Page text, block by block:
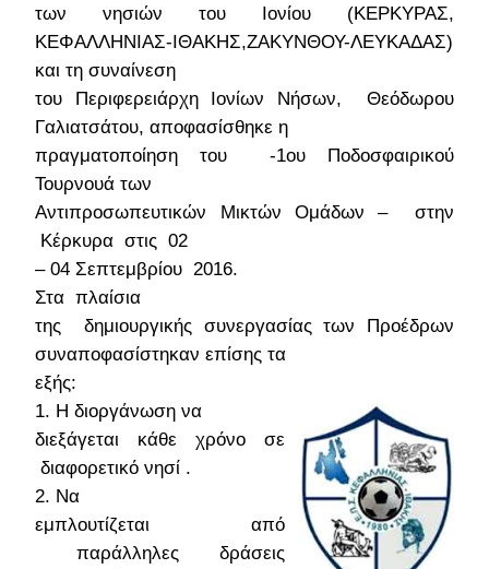
των νησιών του Ιονίου (ΚΕΡΚΥΡΑΣ,
ΚΕΦΑΛΛΗΝΙΑΣ-ΙΘΑΚΗΣ,ΖΑΚΥΝΘΟΥ-ΛΕΥΚΑΔΑΣ)
και τη συναίνεση
του Περιφερειάρχη Ιονίων Νήσων, Θεόδωρου
Γαλιατσάτου, αποφασίσθηκε η
πραγματοποίηση του -1ου Ποδοσφαιρικού
Τουρνουά των
Αντιπροσωπευτικών Μικτών Ομάδων – στην
Κέρκυρα στις 02
– 04 Σεπτεμβρίου 2016.
Στα πλαίσια
της δημιουργικής συνεργασίας των Προέδρων
συναποφασίστηκαν επίσης τα
εξής:
1. Η διοργάνωση να
διεξάγεται κάθε χρόνο σε
διαφορετικό νησί .
2. Να
εμπλουτίζεται από
παράλληλες δράσεις